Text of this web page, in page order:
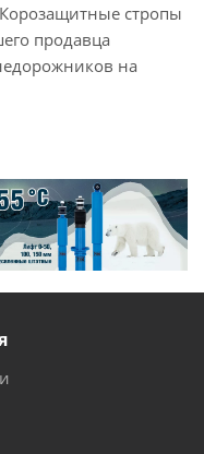
стропы
продавца
на